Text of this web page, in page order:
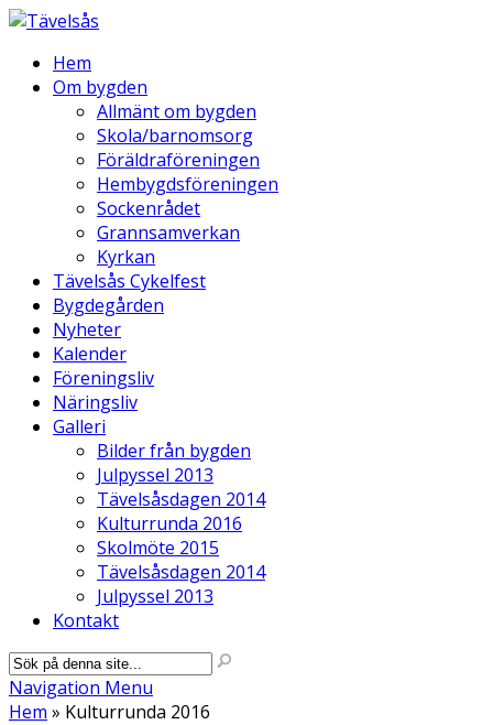
Hem
Om bygden
Allmänt om bygden
Skola/barnomsorg
Föräldraföreningen
Hembygdsföreningen
Sockenrådet
Grannsamverkan
Kyrkan
Tävelsås Cykelfest
Bygdegården
Nyheter
Kalender
Föreningsliv
Näringsliv
Galleri
Bilder från bygden
Julpyssel 2013
Tävelsåsdagen 2014
Kulturrunda 2016
Skolmöte 2015
Tävelsåsdagen 2014
Julpyssel 2013
Kontakt
Navigation Menu
Hem » Kulturrunda 2016